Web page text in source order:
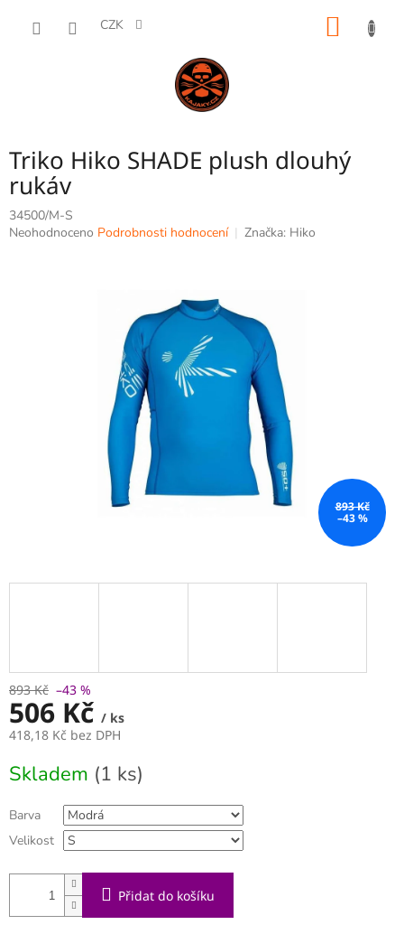
CZK
Triko Hiko SHADE plush dlouhý
rukáv
34500/M-S
Průměrné
Neohodnoceno Podrobnosti hodnocení Značka: Hiko
893 Kč
–43 %
893 Kč –43 %
506 Kč / ks
418,18 Kč bez DPH
cena:
Skladem (1 ks)
Barva
Velikost
Přidat do košíku